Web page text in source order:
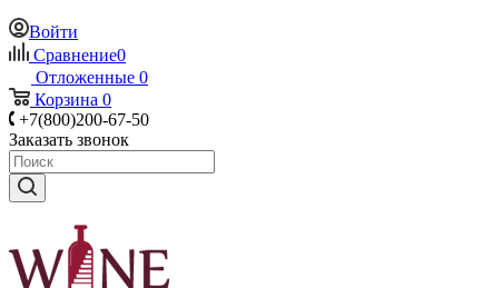
Войти
Сравнение0
Отложенные 0
Корзина 0
+7(800)200-67-50
Заказать звонок